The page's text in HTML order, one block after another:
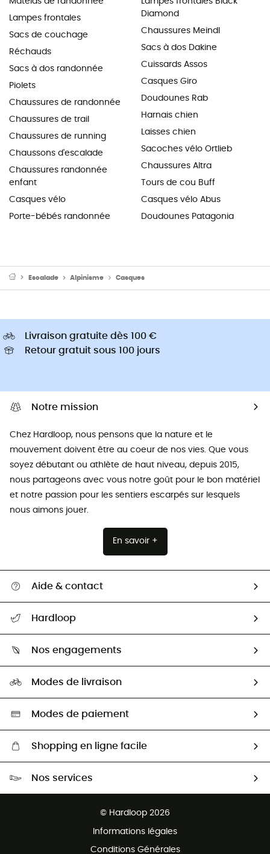
Lampes frontales
Sacs de couchage
Réchauds
Sacs à dos randonnée
Piolets
Chaussures de randonnée
Chaussures de trail
Chaussures de running
Chaussons d'escalade
Chaussures randonnée
enfant
Casques vélo
Porte-bébés randonnée
Diamond
Chaussures Meindl
Sacs à dos Dakine
Cuissards Assos
Casques Giro
Doudounes Rab
Harnais chien
Laisses chien
Sacoches vélo Ortlieb
Chaussures Altra
Tours de cou Buff
Casques vélo Abus
Doudounes Patagonia
Escalade Alpinisme Casques
Livraison gratuite dès 100 €
Retour gratuit sous 100 jours
Notre mission
Chez Hardloop, nous pensons que la nature et le
mouvement doivent être au coeur de nos vies. Que vous
soyez débutant ou athlète de haut niveau, depuis 2015,
nous partageons avec vous notre goût pour le bon matériel
et notre passion pour les sentiers escarpés sur lesquels
nous aimons jouer.
En savoir +
Aide & contact
Retour & remboursement
Guide des tailles
Seconde Main
Aide & Contact
Hardloop
HardGuides
Nos engagements
Sélection éco-responsable
Modes de livraison
Modes de paiement
Shopping en ligne facile
Nos services
© Hardloop 2026
Informations légales
Conditions Générales